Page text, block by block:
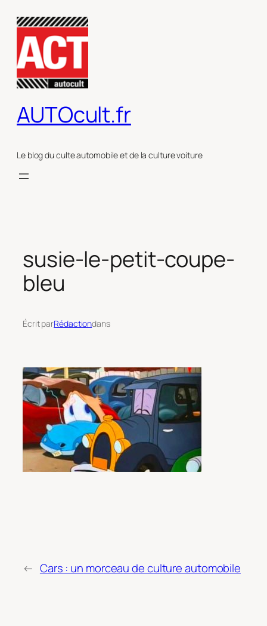
contenu
AUTOcult.fr
Le blog du culte automobile et de la culture voiture
susie-le-petit-coupe-
bleu
Écrit parRédactiondans
← Cars : un morceau de culture automobile